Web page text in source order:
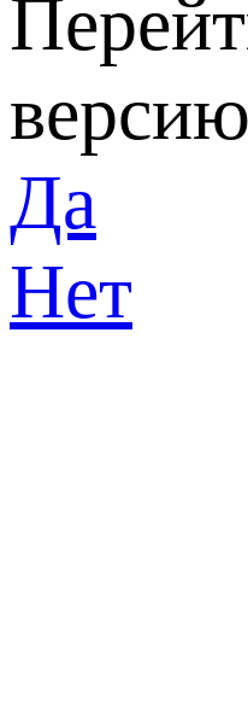
версию
Да
Нет